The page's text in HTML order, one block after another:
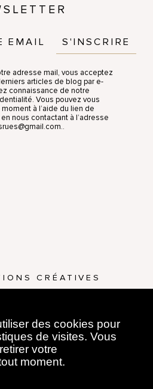
S'INSCRIRE
adresse mail, vous acceptez
articles de blog par e-
connaissance de notre
Vous pouvez vous
à l’aide du lien de
nous contactant à l’adresse
CRÉATIVES
des cookies pour
de visites. Vous
votre
moment.